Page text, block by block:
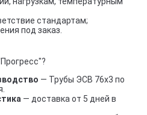
стандартам;
под заказ.
— Трубы ЭСВ 76х3 по
— доставка от 5 дней в